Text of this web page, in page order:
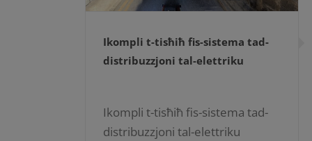
Ikompli t-tisħiħ fis-sistema tad-
distribuzzjoni tal-elettriku
Ikompli t-tisħiħ fis-sistema tad-
distribuzzjoni tal-elettriku